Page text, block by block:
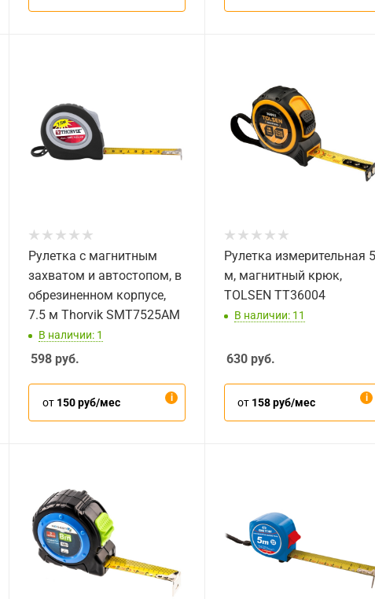
Рулетка с магнитным
захватом и автостопом, в
обрезиненном корпусе,
7.5 м Thorvik SMT7525AM
В наличии: 1
598 руб.
от 150 руб/мес
Рулетка измерительная 5
м, магнитный крюк,
TOLSEN TT36004
В наличии: 11
630руб.
от 158 руб/мес